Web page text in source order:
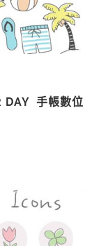
DAY 手帳數位